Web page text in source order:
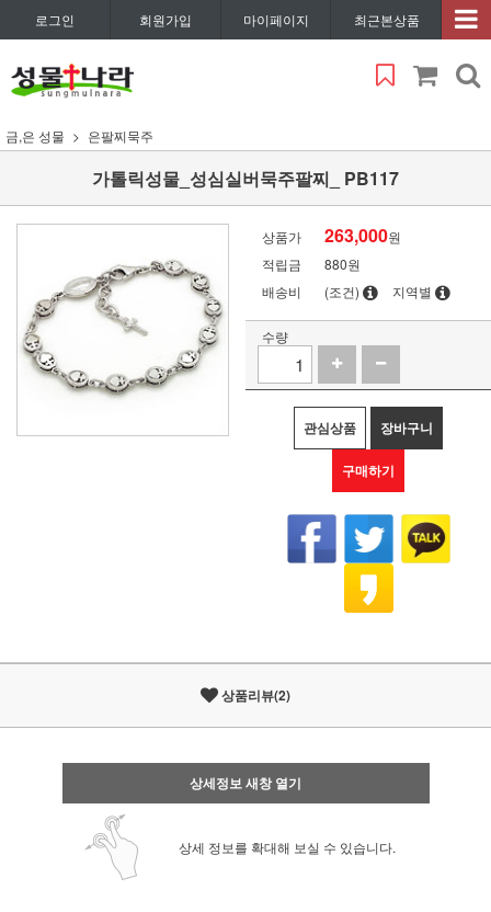
로그인 회원가입 마이페이지 최근본상품
금,은 성물 은팔찌묵주
가톨릭성물_성심실버묵주팔찌_ PB117
상품가 263,000원
적립금
880원
배송비
(조건) 지역별
수량
관심상품 장바구니
구매하기
상품리뷰(2)
상세정보 새창 열기
상세 정보를 확대해 보실 수 있습니다.